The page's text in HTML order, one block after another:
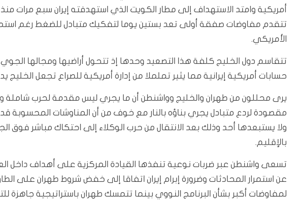
أمريكية وامتد الاستهداف إلى مطار الكويت الذي استهدفته إيران سبع مرات
تتقدم مفاوضات صفقة أولى تعد بستين يوما لتفكيك متبادل للضغط رغم
الأمريكي.
تتقاسم دول الخليج كلفة هذا التصعيد وحدها إذ تتحول أراضيها ومجالها
حسابات أمريكية إيرانية مما يثير تململا من إدارة أمريكية للصراع تجعل الخليج
يرى محللون من طهران والخليج وواشنطن أن ما يجري ليس مقدمة لحرب شاملة
مقصودة لردع متبادل يجري بناؤه بالنار مع خوف من أن المناوشات المحسوبة
ولا يستبعدها أحد وذلك بعد الانتقال من حرب الوكلاء إلى احتكاك مباشر فوق
بالإقليم.
تسعى واشنطن عبر ضربات نوعية تنفذها القيادة المركزية على أهداف داخل
عن استمرار المحادثات وضرورة إبرام إيران اتفاقا إلى خفض شروط طهران على
لمفاوضات أكبر بشأن البرنامج النووي بينما تتمسك طهران باستراتيجية